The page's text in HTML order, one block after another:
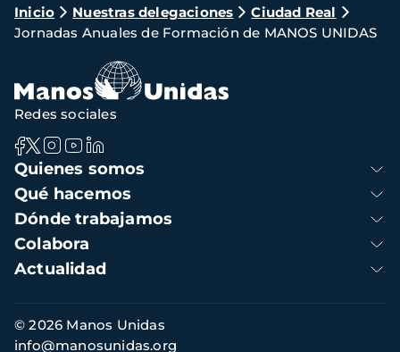
Ruta
de
navegación
Inicio Nuestras delegaciones
Ciudad Real
Jornadas Anuales de Formación de MANOS UNIDAS
Navegación
principal
Quienes somos
Qué hacemos
Dónde trabajamos
Colabora
Actualidad
Redes sociales
Información
de
© 2026 Manos Unidas
info@manosunidas.org